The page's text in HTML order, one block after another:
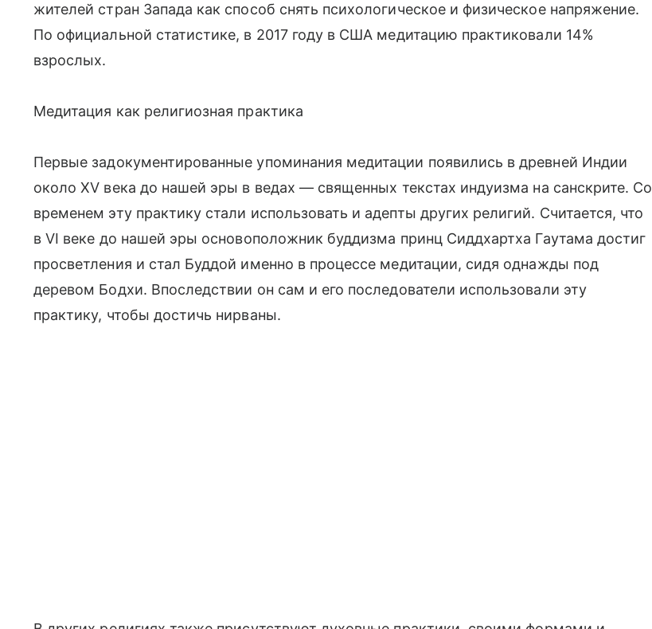
жителей стран Запада как способ снять психологическое и физическое напряжение.
По официальной статистике, в 2017 году в США медитацию практиковали 14%
взрослых.
Медитация как религиозная практика
Первые задокументированные упоминания медитации появились в древней Индии
около XV века до нашей эры в ведах — священных текстах индуизма на санскрите. Со
временем эту практику стали использовать и адепты других религий. Считается, что
в VI веке до нашей эры основоположник буддизма принц Сиддхартха Гаутама достиг
просветления и стал Буддой именно в процессе медитации, сидя однажды под
деревом Бодхи. Впоследствии он сам и его последователи использовали эту
практику, чтобы достичь нирваны.